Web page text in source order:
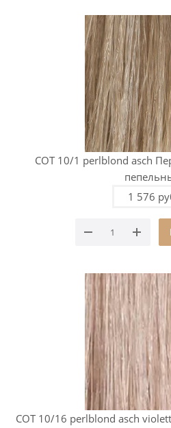
COT 10/1 perlblond asch
1 576
COT 10/16 perlblond asch